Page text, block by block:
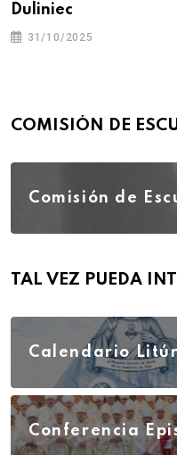
Duliniec
31/10/2025
COMISIÓN DE
Comisión de
TAL VEZ PUEDA
Calendario
Conferencia